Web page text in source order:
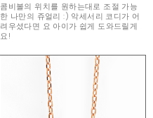
콤비볼의 위치를 원하는대로 조절 가능
한 나만의 쥬얼리 :) 악세서리 코디가 어
려우셨다면 요 아이가 쉽게 도와드릴게
요!